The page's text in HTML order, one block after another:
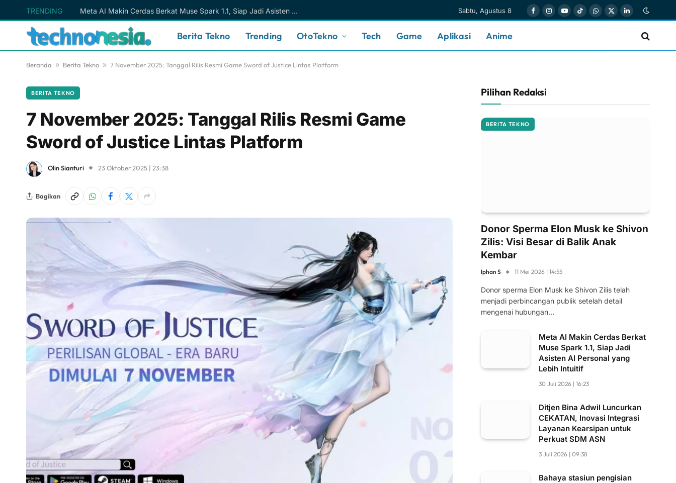
TRENDING Meta AI Makin Cerdas Berkat Muse Spark 1.1, Siap Jadi Asisten AI Personal yang Lebih Intuitif Sabtu, Agustus 8
FacebookInstagram
YouTube
TikTokWhatsApp
X
LinkedIn
Berita Tekno Trending OtoTekno Tech Game Aplikasi Anime
Beranda » Berita Tekno » 7 November 2025: Tanggal Rilis Resmi Game Sword of Justice Lintas Platform
BERITA TEKNO
7 November 2025: Tanggal Rilis Resmi Game
Sword of Justice Lintas Platform
Olin Sianturi 23 Oktober 2025 | 23:38
Bagikan
Pilihan Redaksi
BERITA TEKNO
Donor Sperma Elon Musk ke Shivon
Zilis: Visi Besar di Balik Anak
Kembar
Iphan S 11 Mei 2026 | 14:55
Donor sperma Elon Musk ke Shivon Zilis telah
menjadi perbincangan publik setelah detail
mengenai hubungan…
Meta AI Makin Cerdas Berkat
Muse Spark 1.1, Siap Jadi
Asisten AI Personal yang
Lebih Intuitif
30 Juli 2026 | 16:23
Ditjen Bina Adwil Luncurkan
CEKATAN, Inovasi Integrasi
Layanan Kearsipan untuk
Perkuat SDM ASN
3 Juli 2026 | 09:38
Bahaya stasiun pengisian